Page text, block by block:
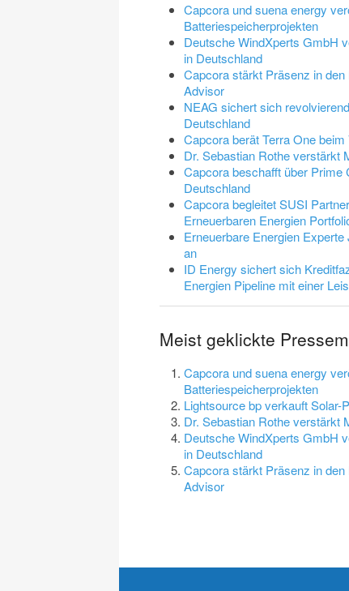
Capcora und suena energy
Batteriespeicherprojekten
Deutsche WindXperts GmbH
in Deutschland
Capcora stärkt Präsenz in
Advisor
NEAG sichert sich
Deutschland
Capcora berät Terra One
Dr. Sebastian Rothe verstärkt
Capcora beschafft über Prime
Deutschland
Capcora begleitet SUSI
Erneuerbaren Energien
Erneuerbare Energien
an
ID Energy sichert sich
Energien Pipeline mit einer
Meist geklickte
Capcora und suena energy
Batteriespeicherprojekten
Lightsource bp verkauft Solar-
Dr. Sebastian Rothe verstärkt
Deutsche WindXperts GmbH
in Deutschland
Capcora stärkt Präsenz in
Advisor